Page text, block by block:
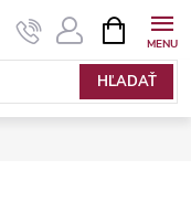
HĽADAŤ
KOŠÍK